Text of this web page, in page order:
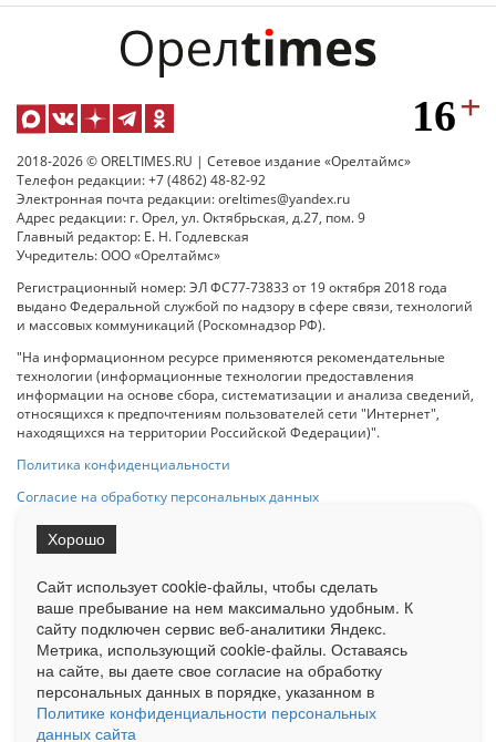
2018-2026 © ORELTIMES.RU | Сетевое издание «Орелтаймс»
Телефон редакции: +7 (4862) 48-82-92
Электронная почта редакции: oreltimes@yandex.ru
Адрес редакции: г. Орел, ул. Октябрьская, д.27, пом. 9
Главный редактор: Е. Н. Годлевская
Учредитель: ООО «Орелтаймс»
Регистрационный номер: ЭЛ ФС77-73833 от 19 октября 2018 года
выдано Федеральной службой по надзору в сфере связи, технологий
и массовых коммуникаций (Роскомнадзор РФ).
"На информационном ресурсе применяются рекомендательные
технологии (информационные технологии предоставления
информации на основе сбора, систематизации и анализа сведений,
относящихся к предпочтениям пользователей сети "Интернет",
находящихся на территории Российской Федерации)".
Политика конфиденциальности
Согласие на обработку персональных данных
на Сетевое издание «ОрелТаймс» обязательна.
Ограниченная статистика посещаемости доступна на сайте
Liveinternet.ru . Подробная статистика для рекламодателей по запросу
у менеджера.
Реклама Документы О нас Контакты
Сайт использует cookie-файлы, чтобы сделать
ваше пребывание на нем максимально удобным. К
cайту подключен сервис веб-аналитики Яндекс.
Метрика, использующий cookie-файлы. Оставаясь
на сайте, вы даете свое согласие на обработку
персональных данных в порядке, указанном в
Политике конфиденциальности персональных
данных сайта
Хорошо